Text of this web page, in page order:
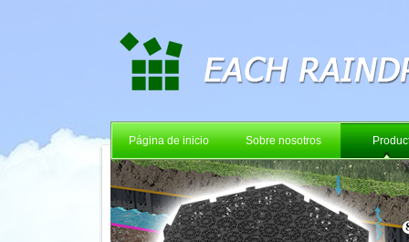
Página de inicio Sobre nosotros